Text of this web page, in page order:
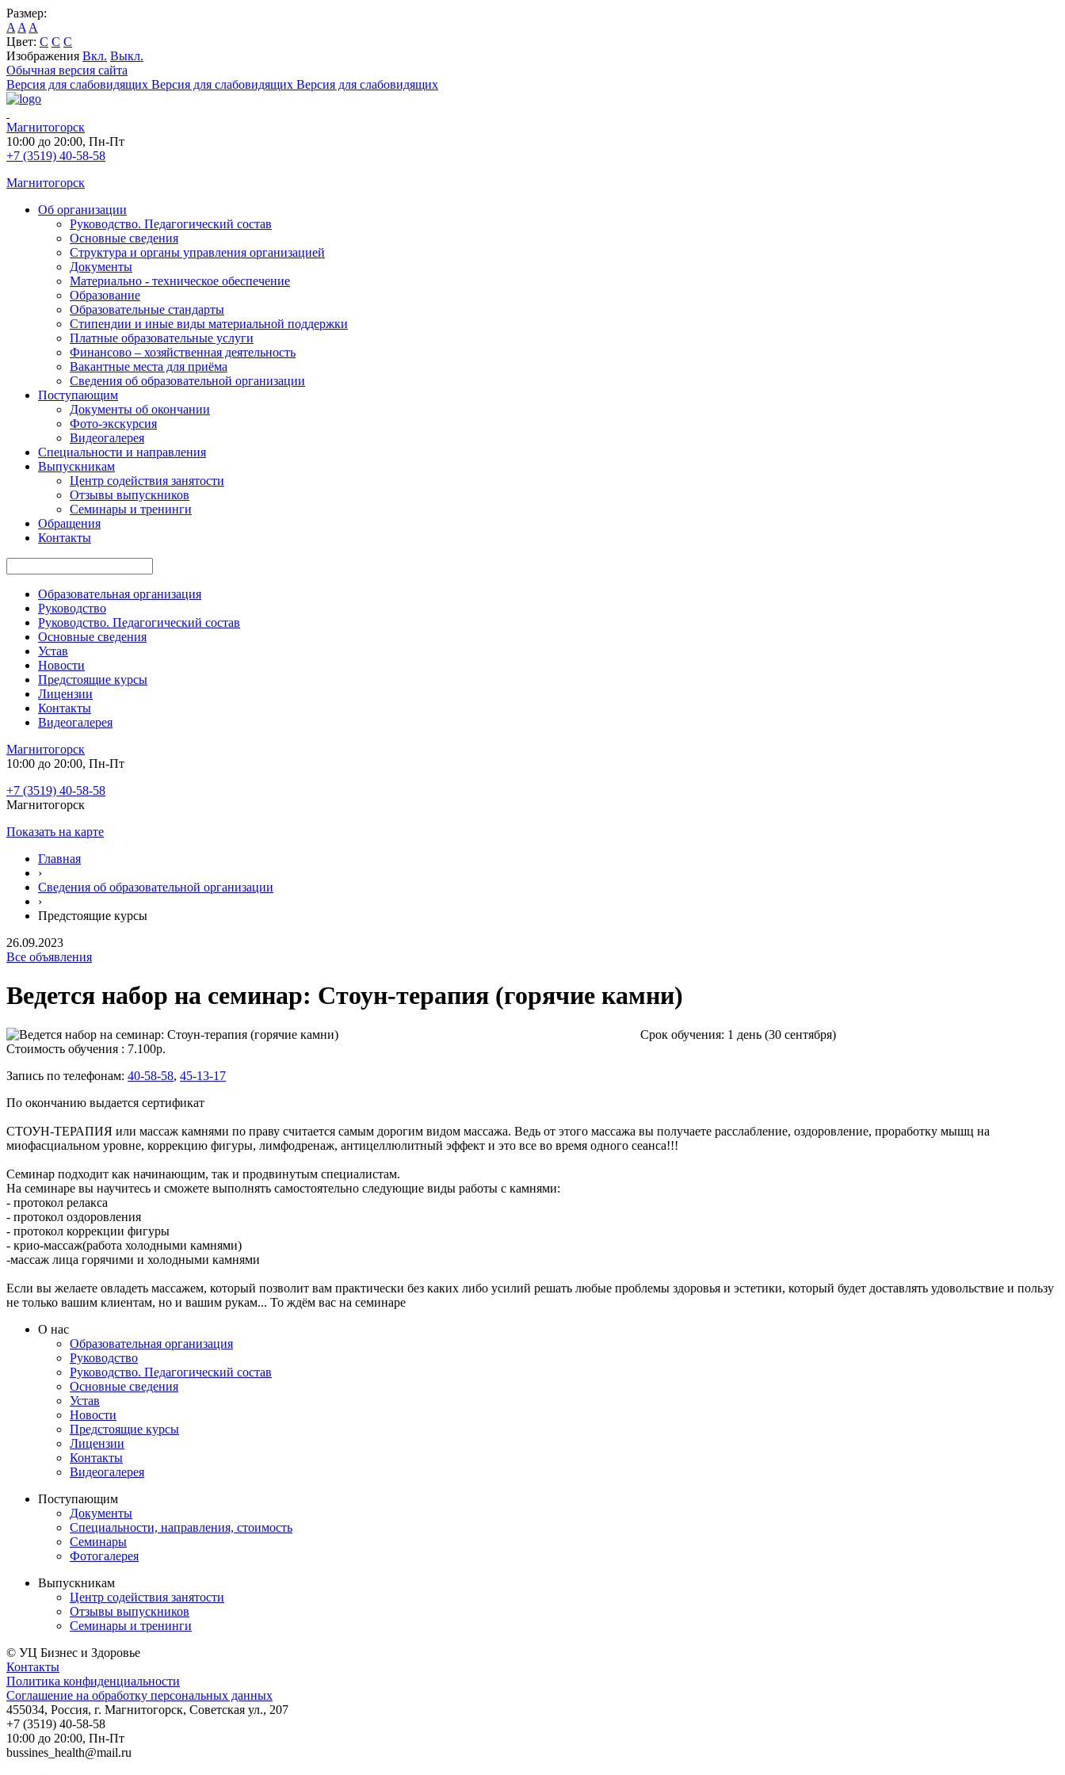
Размер:
A A A
Цвет: C C C
Изображения Вкл. Выкл.
Обычная версия сайта
Версия для слабовидящих Версия для слабовидящих Версия для слабовидящих
Магнитогорск
10:00 до 20:00, Пн-Пт
+7 (3519) 40-58-58
Магнитогорск
Об организации
Руководство. Педагогический состав
Основные сведения
Структура и органы управления организацией
Документы
Материально - техническое обеспечение
Образование
Образовательные стандарты
Стипендии и иные виды материальной поддержки
Платные образовательные услуги
Финансово – хозяйственная деятельность
Вакантные места для приёма
Сведения об образовательной организации
Поступающим
Документы об окончании
Фото-экскурсия
Видеогалерея
Специальности и направления
Выпускникам
Центр содействия занятости
Отзывы выпускников
Семинары и тренинги
Обращения
Контакты
Образовательная организация
Руководство
Руководство. Педагогический состав
Основные сведения
Устав
Новости
Предстоящие курсы
Лицензии
Контакты
Видеогалерея
Магнитогорск
10:00 до 20:00, Пн-Пт
+7 (3519) 40-58-58
Магнитогорск
Показать на карте
Главная
›
Сведения об образовательной организации
›
Предстоящие курсы
26.09.2023
Все объявления
Ведется набор на семинар: Стоун-терапия (горячие камни)
Срок обучения: 1 день (30 сентября)
Стоимость обучения : 7.100р.
Запись по телефонам: 40-58-58, 45-13-17
По окончанию выдается сертификат
СТОУН-ТЕРАПИЯ или массаж камнями по праву считается самым дорогим видом массажа. Ведь от этого массажа вы получаете расслабление, оздоровление, проработку мышц на
миофасциальном уровне, коррекцию фигуры, лимфодренаж, антицеллюлитный эффект и это все во время одного сеанса!!!
Семинар подходит как начинающим, так и продвинутым специалистам.
На семинаре вы научитесь и сможете выполнять самостоятельно следующие виды работы с камнями:
- протокол релакса
- протокол оздоровления
- протокол коррекции фигуры
- крио-массаж(работа холодными камнями)
-массаж лица горячими и холодными камнями
Если вы желаете овладеть массажем, который позволит вам практически без каких либо усилий решать любые проблемы здоровья и эстетики, который будет доставлять удовольствие и пользу
не только вашим клиентам, но и вашим рукам... То ждём вас на семинаре
О нас
Образовательная организация
Руководство
Руководство. Педагогический состав
Основные сведения
Устав
Новости
Предстоящие курсы
Лицензии
Контакты
Видеогалерея
Поступающим
Документы
Специальности, направления, стоимость
Семинары
Фотогалерея
Выпускникам
Центр содействия занятости
Отзывы выпускников
Семинары и тренинги
© УЦ Бизнес и Здоровье
Контакты
Политика конфиденциальности
Соглашение на обработку персональных данных
455034, Россия, г. Магнитогорск, Советская ул., 207
+7 (3519) 40-58-58
10:00 до 20:00, Пн-Пт
bussines_health@mail.ru